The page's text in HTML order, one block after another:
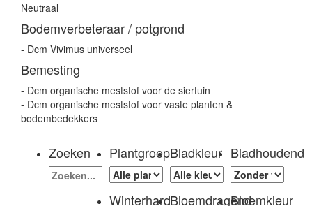
Neutraal
Bodemverbeteraar / potgrond
- Dcm Vivimus universeel
Bemesting
- Dcm organische meststof voor de siertuin
- Dcm organische meststof voor vaste planten &
bodembedekkers
Zoeken PlantgroepBladkleur Bladhoudend
WinterhardBloemdragendBloemkleur